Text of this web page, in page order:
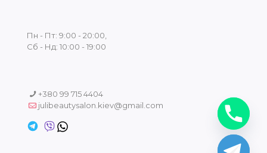
Пн - Пт: 9:00 - 20:00,
Сб - Нд: 10:00 - 19:00
+380 99 715 4404
julibeautysalon.kiev@gmail.com